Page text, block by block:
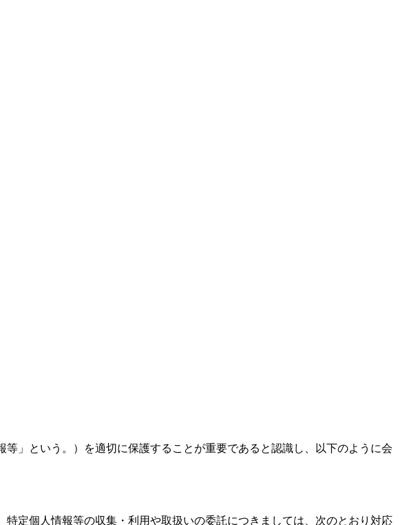
」という。）を適切に保護することが重要であると認識し、以下のように会
定個人情報等の収集・利用や取扱いの委託につきましては、次のとおり対応